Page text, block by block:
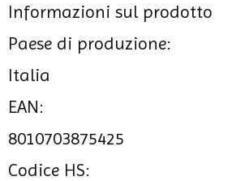
Informazioni sul prodotto
Paese di produzione:
Italia
EAN:
8010703875425
Codice HS: